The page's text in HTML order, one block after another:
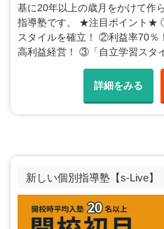
基に20年以上の歳月をかけて作
指導塾です。 ★注目ポイント★
スタイルを確立！ ②利益率70％
高利益経営！ ③「自立学習スタ
詳細をみる
新しい個別指導塾【s-Live】